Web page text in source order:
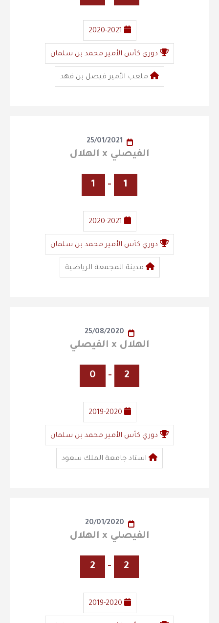
2020-2021
دوري كأس الأمير محمد بن سلمان
ملعب الأمير فيصل بن فهد
25/01/2021
الفيصلي x الهلال
1
-
1
2020-2021
دوري كأس الأمير محمد بن سلمان
مدينة المجمعة الرياضية
25/08/2020
الهلال x الفيصلي
2
-
0
2019-2020
دوري كأس الأمير محمد بن سلمان
استاد جامعة الملك سعود
20/01/2020
الفيصلي x الهلال
2
-
2
2019-2020